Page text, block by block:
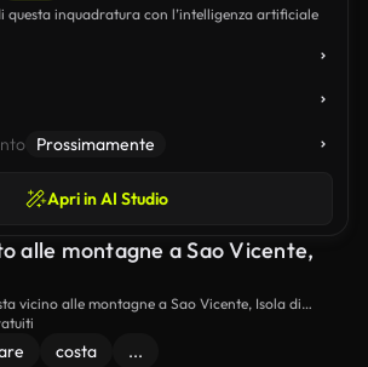
questa inquadratura con l’intelligenza artificiale
Prossimamente
Apri in AI Studio
alle montagne a Sao Vicente,
vicino alle montagne a Sao Vicente, Isola di
costa ...